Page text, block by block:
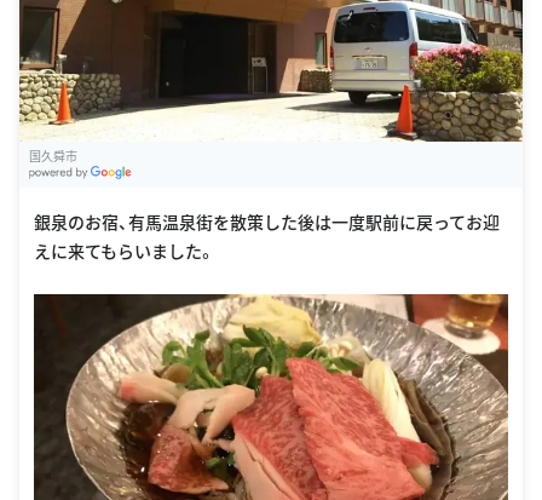
国久舜市
銀泉のお宿、有馬温泉街を散策した後は一度駅前に戻ってお迎
えに来てもらいました。